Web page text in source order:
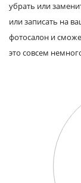
убрать или
или записать на
фотосалон и
это совсем